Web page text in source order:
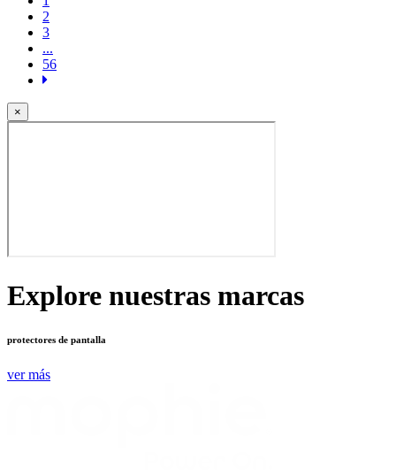
2
3
...
56
×
Explore nuestras marcas
protectores de pantalla
ver más